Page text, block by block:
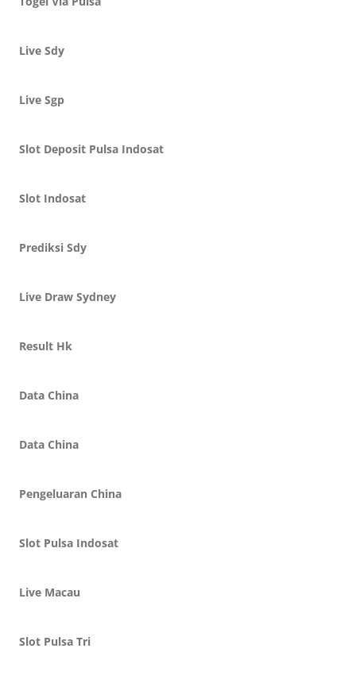
Live Sdy
Live Sgp
Slot Deposit Pulsa Indosat
Slot Indosat
Prediksi Sdy
Live Draw Sydney
Result Hk
Data China
Data China
Pengeluaran China
Slot Pulsa Indosat
Live Macau
Slot Pulsa Tri